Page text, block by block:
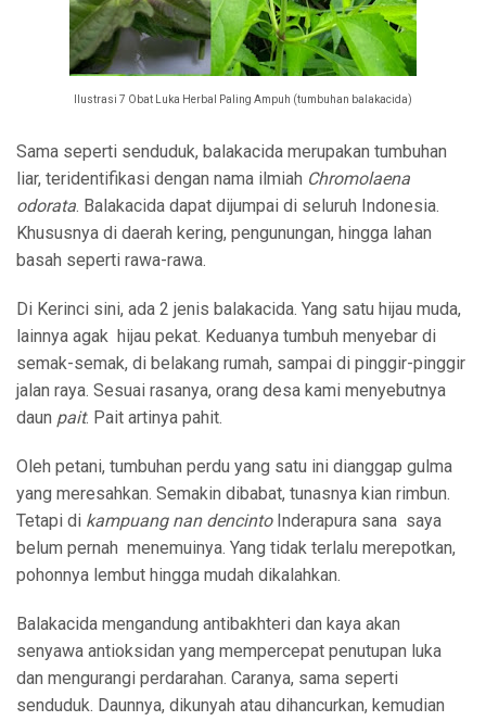
Ilustrasi 7 Obat Luka Herbal Paling Ampuh (tumbuhan balakacida)
Sama seperti senduduk, balakacida merupakan tumbuhan
liar, teridentifikasi dengan nama ilmiah Chromolaena
odorata. Balakacida dapat dijumpai di seluruh Indonesia.
Khususnya di daerah kering, pengunungan, hingga lahan
basah seperti rawa-rawa.
Di Kerinci sini, ada 2 jenis balakacida. Yang satu hijau muda,
lainnya agak hijau pekat. Keduanya tumbuh menyebar di
semak-semak, di belakang rumah, sampai di pinggir-pinggir
jalan raya. Sesuai rasanya, orang desa kami menyebutnya
daun pait. Pait artinya pahit.
Oleh petani, tumbuhan perdu yang satu ini dianggap gulma
yang meresahkan. Semakin dibabat, tunasnya kian rimbun.
Tetapi di kampuang nan dencintoInderapura sana saya
belum pernah menemuinya. Yang tidak terlalu merepotkan,
pohonnya lembut hingga mudah dikalahkan.
Balakacida mengandung antibakhteri dan kaya akan
senyawa antioksidan yang mempercepat penutupan luka
dan mengurangi perdarahan. Caranya, sama seperti
senduduk. Daunnya, dikunyah atau dihancurkan, kemudian